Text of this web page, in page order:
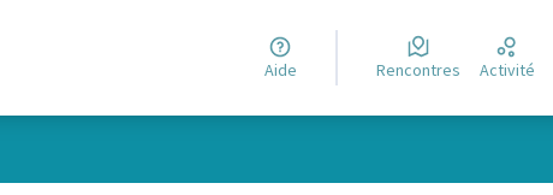
Aide Rencontres Activité